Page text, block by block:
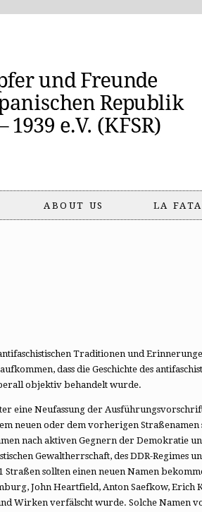
ABOUT US LA
Traditionen und
dass die Geschichte des
objektiv behandelt wurde.
eine Neufassung der
neuen oder dem vorherigen Straßenamen
nach aktiven Gegnern der Demokratie
Gewaltherrschaft, des DDR-Regimes
sollten einen neuen Namen
John Heartfield, Anton Saefkow, Erich
Wirken verfälscht wurde. Solche Namen